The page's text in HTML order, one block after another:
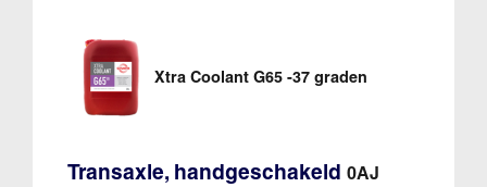
Xtra Coolant G65 -37 graden
Transaxle, handgeschakeld 0AJ